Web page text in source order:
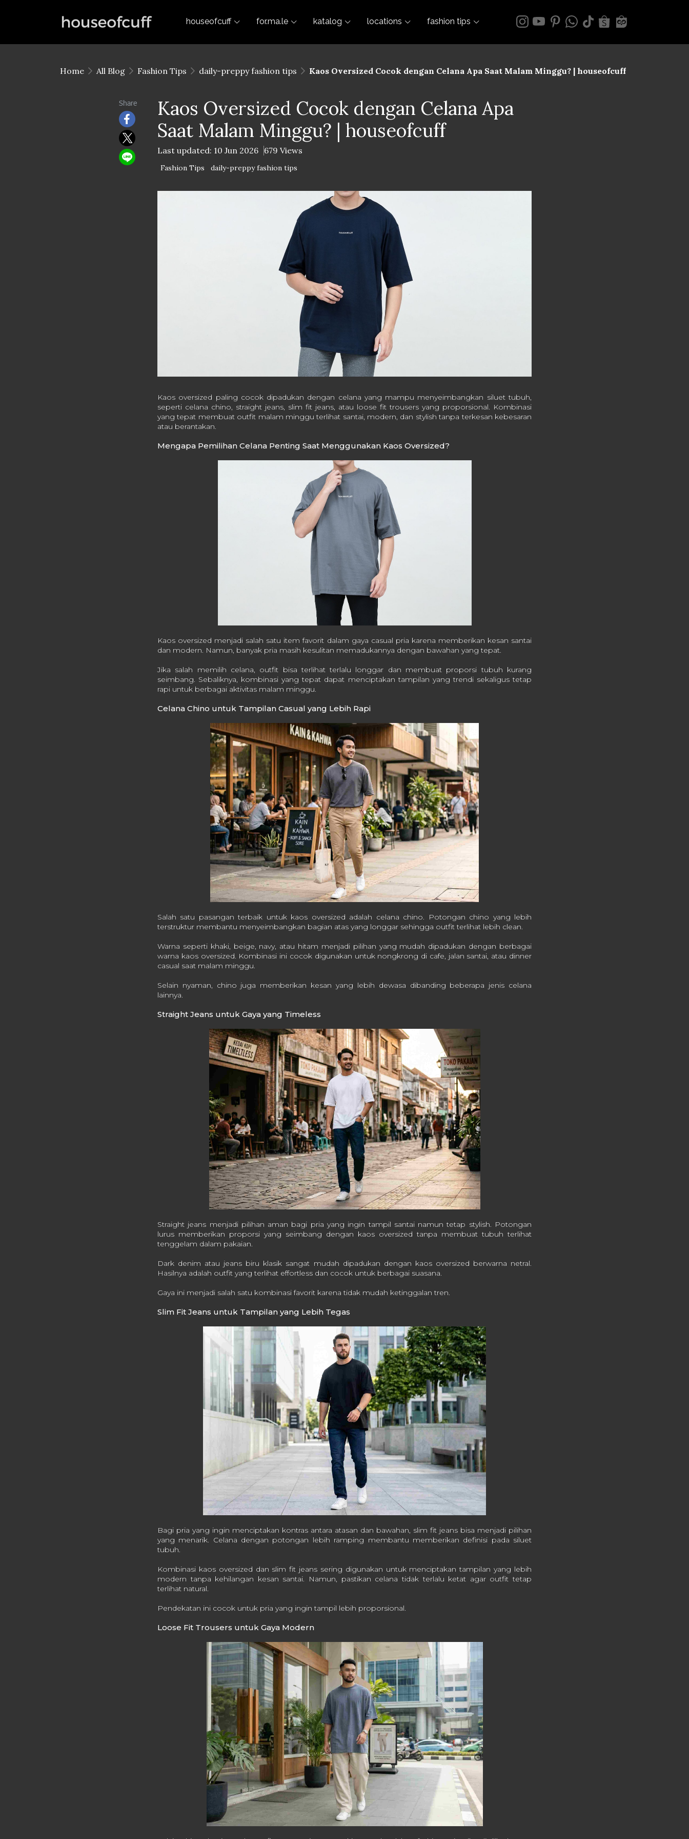
houseofcuff for.ma.le katalog locations fashion tips
Home All Blog Fashion Tips daily-preppy fashion tips Kaos Oversized Cocok dengan Celana Apa Saat Malam Minggu? | houseofcuff
Share
Kaos Oversized Cocok dengan Celana Apa
Saat Malam Minggu? | houseofcuff
Last updated: 10 Jun 2026 679 Views
Fashion Tips daily-preppy fashion tips
Kaos oversized paling cocok dipadukan dengan celana yang mampu menyeimbangkan siluet tubuh,
seperti celana chino, straight jeans, slim fit jeans, atau loose fit trousers yang proporsional. Kombinasi
yang tepat membuat outfit malam minggu terlihat santai, modern, dan stylish tanpa terkesan kebesaran
atau berantakan.
Mengapa Pemilihan Celana Penting Saat Menggunakan Kaos Oversized?
Kaos oversized menjadi salah satu item favorit dalam gaya casual pria karena memberikan kesan santai
dan modern. Namun, banyak pria masih kesulitan memadukannya dengan bawahan yang tepat.
Jika salah memilih celana, outfit bisa terlihat terlalu longgar dan membuat proporsi tubuh kurang
seimbang. Sebaliknya, kombinasi yang tepat dapat menciptakan tampilan yang trendi sekaligus tetap
rapi untuk berbagai aktivitas malam minggu.
Celana Chino untuk Tampilan Casual yang Lebih Rapi
Salah satu pasangan terbaik untuk kaos oversized adalah celana chino. Potongan chino yang lebih
terstruktur membantu menyeimbangkan bagian atas yang longgar sehingga outfit terlihat lebih clean.
Warna seperti khaki, beige, navy, atau hitam menjadi pilihan yang mudah dipadukan dengan berbagai
warna kaos oversized. Kombinasi ini cocok digunakan untuk nongkrong di cafe, jalan santai, atau dinner
casual saat malam minggu.
Selain nyaman, chino juga memberikan kesan yang lebih dewasa dibanding beberapa jenis celana
lainnya.
Straight Jeans untuk Gaya yang Timeless
Straight jeans menjadi pilihan aman bagi pria yang ingin tampil santai namun tetap stylish. Potongan
lurus memberikan proporsi yang seimbang dengan kaos oversized tanpa membuat tubuh terlihat
tenggelam dalam pakaian.
Dark denim atau jeans biru klasik sangat mudah dipadukan dengan kaos oversized berwarna netral.
Hasilnya adalah outfit yang terlihat effortless dan cocok untuk berbagai suasana.
Gaya ini menjadi salah satu kombinasi favorit karena tidak mudah ketinggalan tren.
Slim Fit Jeans untuk Tampilan yang Lebih Tegas
Bagi pria yang ingin menciptakan kontras antara atasan dan bawahan, slim fit jeans bisa menjadi pilihan
yang menarik. Celana dengan potongan lebih ramping membantu memberikan definisi pada siluet
tubuh.
Kombinasi kaos oversized dan slim fit jeans sering digunakan untuk menciptakan tampilan yang lebih
modern tanpa kehilangan kesan santai. Namun, pastikan celana tidak terlalu ketat agar outfit tetap
terlihat natural.
Pendekatan ini cocok untuk pria yang ingin tampil lebih proporsional.
Loose Fit Trousers untuk Gaya Modern